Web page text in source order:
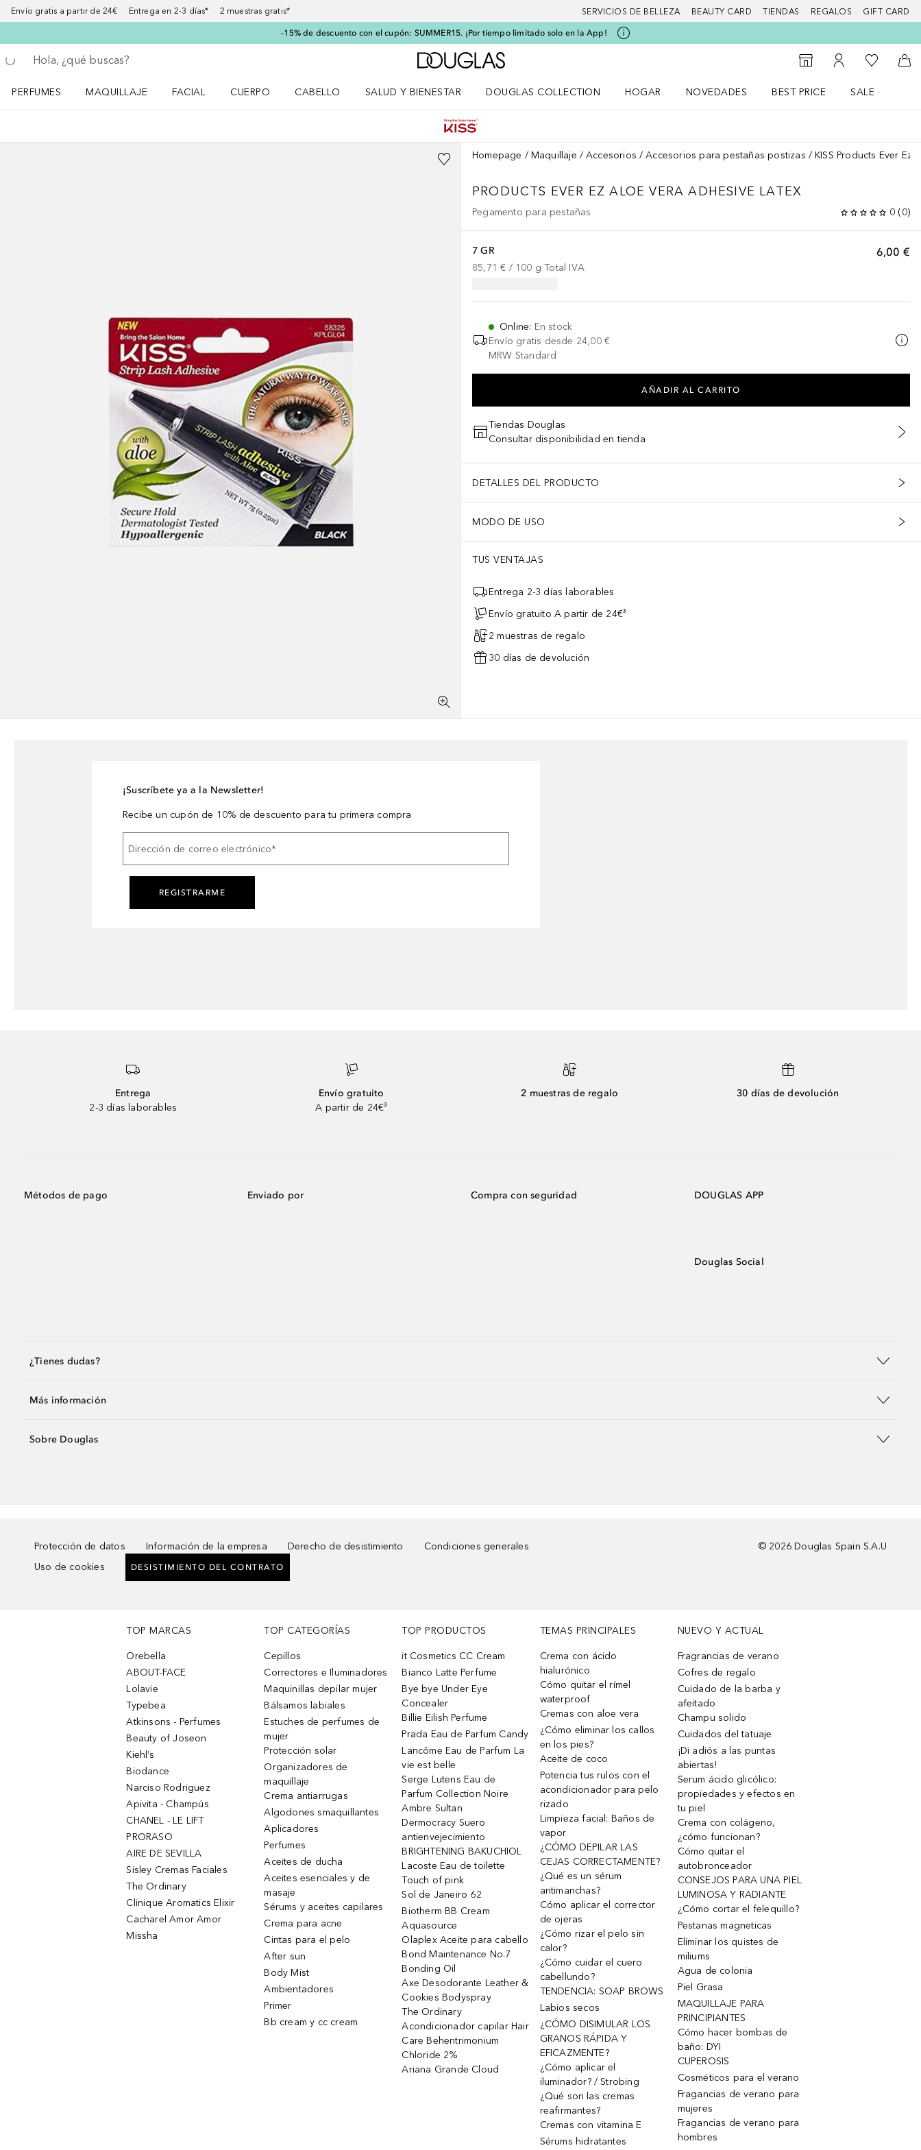
Envío gratis a partir de 24€ Entrega en 2-3 días* 2 muestras gratis* SERVICIOS DE BELLEZA BEAUTY CARD TIENDAS REGALOS GIFT CARD
-15% de descuento con el cupón: SUMMER15. ¡Por tiempo limitado solo en la App!
Regresar
Ejecutar búsqueda
A Douglas Home
Al Storefinder
Mi cuenta
Mi lista de
A
PERFUMES
MAQUILLAJE
FACIAL
CUERPO
CABELLO
SALUD Y BIENESTAR
DOUGLAS COLLECTION
HOGAR
NOVEDADES
BEST PRICE
SALE
Homepage Maquillaje Accesorios Accesorios para pestañas postizas KISS Products Ever Ez
PRODUCTS EVER EZ ALOE VERA ADHESIVE LATEX
Pegamento para pestañas 0 (0)
6,00 €
7 GR
85,71 € / 100 g Total IVA
Online: En stock
Envío gratis desde 24,00 €
MRW Standard
AÑADIR AL CARRITO
Tiendas Douglas
Consultar disponibilidad en tienda
DETALLES DEL PRODUCTO
MODO DE USO
TUS VENTAJAS
Entrega 2-3 días laborables
Envío gratuito A partir de 24€³
2 muestras de regalo
30 días de devolución
¡Suscríbete ya a la Newsletter!
Recibe un cupón de 10% de descuento para tu primera compra
Dirección de correo electrónico*
REGISTRARME
Entrega
2-3 días laborables
Envío gratuito
A partir de 24€³
2 muestras de regalo 30 días de devolución
Métodos de pago Enviado por Compra con seguridad DOUGLAS APP
Douglas Social
¿Tienes dudas?
Más información
Sobre Douglas
Protección de datos Información de la empresa Derecho de desistimiento
Condiciones generales
Uso de cookies
DESISTIMIENTO DEL CONTRATO
© 2026 Douglas Spain S.A.U
TOP MARCAS
Orebella
ABOUT-FACE
Lolavie
Typebea
Atkinsons - Perfumes
Beauty of Joseon
Kiehl’s
Biodance
Narciso Rodriguez
Apivita - Champús
CHANEL - LE LIFT
PRORASO
AIRE DE SEVILLA
Sisley Cremas Faciales
The Ordinary
Clinique Aromatics Elixir
Cacharel Amor Amor
Missha
TOP CATEGORÍAS
Cepillos
Correctores e Iluminadores
Maquinillas depilar mujer
Bálsamos labiales
Estuches de perfumes de
mujer
Protección solar
Organizadores de
maquillaje
Crema antiarrugas
Algodones smaquillantes
Aplicadores
Perfumes
Aceites de ducha
Aceites esenciales y de
masaje
Sérums y aceites capilares
Crema para acne
Cintas para el pelo
After sun
Body Mist
Ambientadores
Primer
Bb cream y cc cream
TOP PRODUCTOS
it Cosmetics CC Cream
Bianco Latte Perfume
Bye bye Under Eye
Concealer
Billie Eilish Perfume
Prada Eau de Parfum Candy
Lancôme Eau de Parfum La
vie est belle
Serge Lutens Eau de
Parfum Collection Noire
Ambre Sultan
Dermocracy Suero
antienvejecimiento
BRIGHTENING BAKUCHIOL
Lacoste Eau de toilette
Touch of pink
Sol de Janeiro 62
Biotherm BB Cream
Aquasource
Olaplex Aceite para cabello
Bond Maintenance No.7
Bonding Oil
Axe Desodorante Leather &
Cookies Bodyspray
The Ordinary
Acondicionador capilar Hair
Care Behentrimonium
Chloride 2%
Ariana Grande Cloud
TEMAS PRINCIPALES
Crema con ácido
hialurónico
Cómo quitar el rímel
waterproof
Cremas con aloe vera
¿Cómo eliminar los callos
en los pies?
Aceite de coco
Potencia tus rulos con el
acondicionador para pelo
rizado
Limpieza facial: Baños de
vapor
¿CÓMO DEPILAR LAS
CEJAS CORRECTAMENTE?
¿Qué es un sérum
antimanchas?
Cómo aplicar el corrector
de ojeras
¿Cómo rizar el pelo sin
calor?
¿Cómo cuidar el cuero
cabellundo?
TENDENCIA: SOAP BROWS
Labios secos
¿CÓMO DISIMULAR LOS
GRANOS RÁPIDA Y
EFICAZMENTE?
¿Cómo aplicar el
iluminador? / Strobing
¿Qué son las cremas
reafirmantes?
Cremas con vitamina E
Sérums hidratantes
NUEVO Y ACTUAL
Fragrancias de verano
Cofres de regalo
Cuidado de la barba y
afeitado
Champu solido
Cuidados del tatuaje
¡Di adiós a las puntas
abiertas!
Serum ácido glicólico:
propiedades y efectos en
tu piel
Crema con colágeno,
¿cómo funcionan?
Cómo quitar el
autobronceador
CONSEJOS PARA UNA PIEL
LUMINOSA Y RADIANTE
¿Cómo cortar el felequillo?
Pestanas magneticas
Eliminar los quistes de
miliums
Agua de colonia
Piel Grasa
MAQUILLAJE PARA
PRINCIPIANTES
Cómo hacer bombas de
baño: DYI
CUPEROSIS
Cosméticos para el verano
Fragancias de verano para
mujeres
Fragancias de verano para
hombres